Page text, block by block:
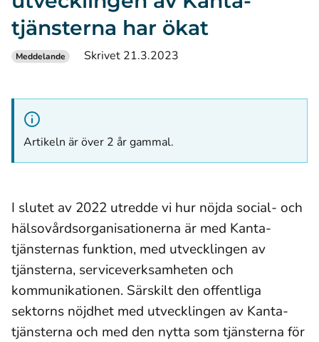
tjänsterna har ökat
Meddelande Skrivet 21.3.2023
Artikeln är över 2 år gammal.
I slutet av 2022 utredde vi hur nöjda social- och
hälsovårdsorganisationerna är med Kanta-
tjänsternas funktion, med utvecklingen av
tjänsterna, serviceverksamheten och
kommunikationen. Särskilt den offentliga
sektorns nöjdhet med utvecklingen av Kanta-
tjänsterna och med den nytta som tjänsterna för